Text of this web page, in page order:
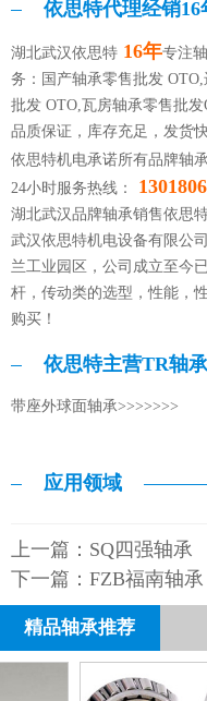
依思特代理经销16
湖北武汉依思特 16年专注
务：国产轴承零售批发
批发 OTO,瓦房轴承零售批
品质保证，库存充足，发货
依思特机电承诺所有品牌轴
24小时服务热线：
湖北武汉品牌轴承销售依思
武汉依思特机电设备有限公
兰工业园区，公司成立至今
杆，传动类的选型，性能，
购买！
依思特主营TR轴
带座外球面轴承>>>>>>>
应用领域
上一篇： SQ四强轴承
下一篇： FZB福南轴承
精品轴承推荐